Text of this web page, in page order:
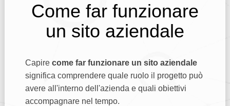
Come far funzionare
un sito aziendale
Capire come far funzionare un sito aziendale
significa comprendere quale ruolo il progetto può
avere all'interno dell'azienda e quali obiettivi
accompagnare nel tempo.